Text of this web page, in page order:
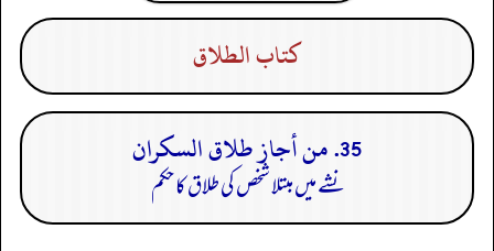
كتاب الطلاق
35. من أجاز طلاق السكران
نشے میں مبتلا شخص کی طلاق کا حکم